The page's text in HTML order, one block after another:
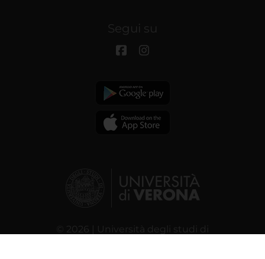
Segui su
© 2026 | Università degli studi di